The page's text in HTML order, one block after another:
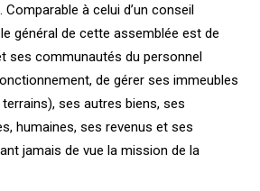
Comparable à celui d’un conseil
général de cette assemblée est de
ses communautés du personnel
de gérer ses immeubles
ses autres biens, ses
humaines, ses revenus et ses
jamais de vue la mission de la